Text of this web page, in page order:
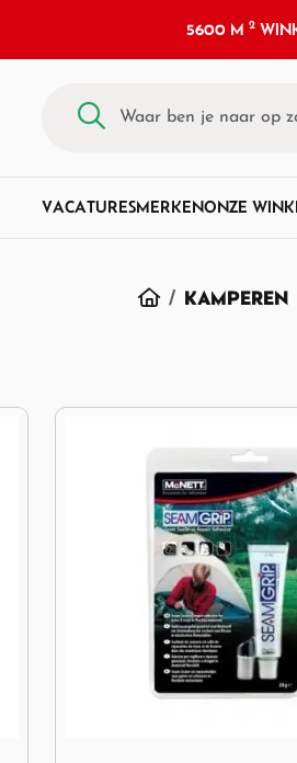
5600 M2
VACATURESMERKENONZE
HOMEKAMPEREN